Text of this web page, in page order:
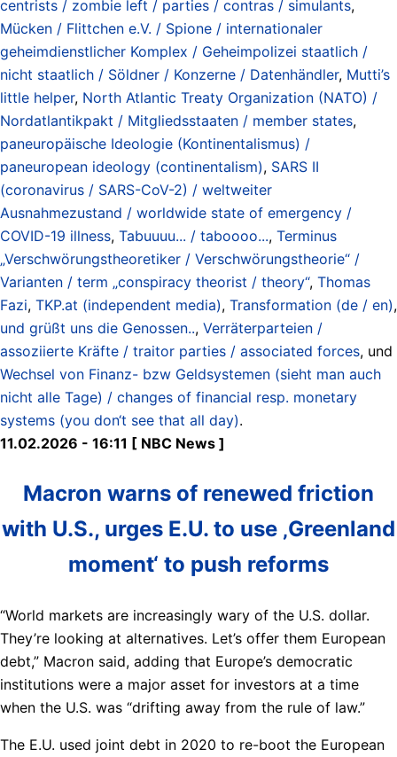
centrists / zombie left / parties / contras / simulants,
Mücken / Flittchen e.V. / Spione / internationaler
geheimdienstlicher Komplex / Geheimpolizei staatlich /
nicht staatlich / Söldner / Konzerne / Datenhändler, Mutti’s
little helper, North Atlantic Treaty Organization (NATO) /
Nordatlantikpakt / Mitgliedsstaaten / member states,
paneuropäische Ideologie (Kontinentalismus) /
paneuropean ideology (continentalism), SARS II
(coronavirus / SARS-CoV-2) / weltweiter
Ausnahmezustand / worldwide state of emergency /
COVID-19 illness, Tabuuuu... / taboooo..., Terminus
„Verschwörungstheoretiker / Verschwörungstheorie“ /
Varianten / term „conspiracy theorist / theory“, Thomas
Fazi, TKP.at (independent media), Transformation (de / en),
und grüßt uns die Genossen.., Verräterparteien /
assoziierte Kräfte / traitor parties / associated forces, und
Wechsel von Finanz- bzw Geldsystemen (sieht man auch
nicht alle Tage) / changes of financial resp. monetary
systems (you don‘t see that all day).
11.02.2026 - 16:11 [ NBC News ]
Macron warns of renewed friction
with U.S., urges E.U. to use ‚Greenland
moment‘ to push reforms
“World markets are increasingly wary of the U.S. dollar.
They’re looking at alternatives. Let’s offer them European
debt,” Macron said, adding that Europe’s democratic
institutions were a major asset for investors at a time
when the U.S. was “drifting away from the rule of law.”
The E.U. used joint debt in 2020 to re-boot the European